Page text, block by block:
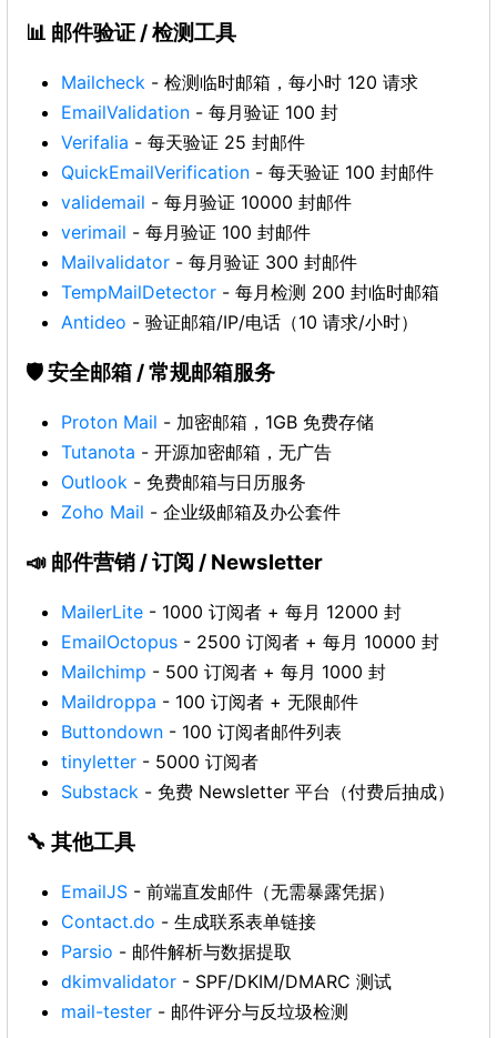
📊 邮件验证 / 检测工具
Mailcheck - 检测临时邮箱，每小时 120 请求
EmailValidation - 每月验证 100 封
Verifalia - 每天验证 25 封邮件
QuickEmailVerification - 每天验证 100 封邮件
validemail - 每月验证 10000 封邮件
verimail - 每月验证 100 封邮件
Mailvalidator - 每月验证 300 封邮件
TempMailDetector - 每月检测 200 封临时邮箱
Antideo - 验证邮箱/IP/电话（10 请求/小时）
🛡️ 安全邮箱 / 常规邮箱服务
Proton Mail - 加密邮箱，1GB 免费存储
Tutanota - 开源加密邮箱，无广告
Outlook - 免费邮箱与日历服务
Zoho Mail - 企业级邮箱及办公套件
📣 邮件营销 / 订阅 / Newsletter
MailerLite - 1000 订阅者 + 每月 12000 封
EmailOctopus - 2500 订阅者 + 每月 10000 封
Mailchimp - 500 订阅者 + 每月 1000 封
Maildroppa - 100 订阅者 + 无限邮件
Buttondown - 100 订阅者邮件列表
tinyletter - 5000 订阅者
Substack - 免费 Newsletter 平台（付费后抽成）
🔧 其他工具
EmailJS - 前端直发邮件（无需暴露凭据）
Contact.do - 生成联系表单链接
Parsio - 邮件解析与数据提取
dkimvalidator - SPF/DKIM/DMARC 测试
mail-tester - 邮件评分与反垃圾检测